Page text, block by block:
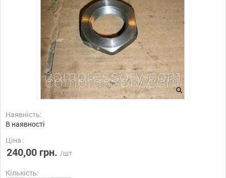
Наявність:
В наявності
Ціна :
240,00 грн. /шт
Кількість: